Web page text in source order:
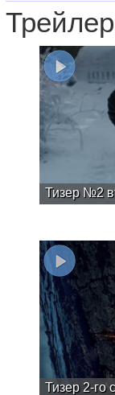
Тизер №2
Тизер 2-го